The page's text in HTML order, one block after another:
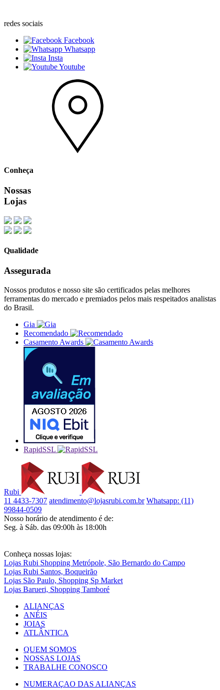
redes sociais
Facebook
Whatsapp
Insta
Youtube
Conheça
Nossas
Lojas
Qualidade
Assegurada
Nossos produtos e nosso site são certificados pelas melhores
ferramentas do mercado e premiados pelos mais respeitados analistas
do Brasil.
Gia
Recomendado
Casamento Awards
RapidSSL
Rubi
11 4433-7307 atendimento@lojasrubi.com.br Whatsapp: (11)
99844-0509
Nosso horário de atendimento é de:
Seg. à Sáb. das 09:00h às 18:00h
Conheça nossas lojas:
Lojas Rubi Shopping Metrópole, São Bernardo do Campo
Lojas Rubi Santos, Boqueirão
Lojas São Paulo, Shopping Sp Market
Lojas Barueri, Shopping Tamboré
ALIANÇAS
ANÉIS
JOIAS
ATLÂNTICA
QUEM SOMOS
NOSSAS LOJAS
TRABALHE CONOSCO
NUMERAÇAO DAS ALIANÇAS